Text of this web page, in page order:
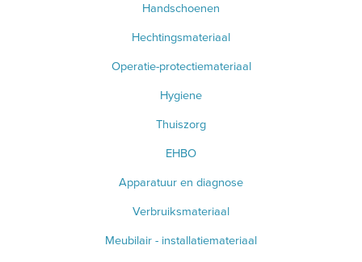
Handschoenen
Hechtingsmateriaal
Operatie-protectiemateriaal
Hygiene
Thuiszorg
EHBO
Apparatuur en diagnose
Verbruiksmateriaal
Meubilair - installatiemateriaal